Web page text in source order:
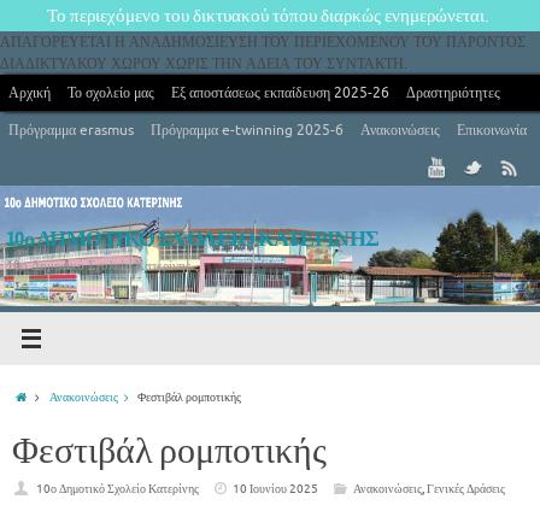
Το περιεχόμενο του δικτυακού τόπου διαρκώς ενημερώνεται.
ΑΠΑΓΟΡΕΥΕΤΑΙ Η ΑΝΑΔΗΜΟΣΙΕΥΣΗ ΤΟΥ ΠΕΡΙΕΧΟΜΕΝΟΥ ΤΟΥ ΠΑΡΟΝΤΟΣ
ΔΙΑΔΙΚΤΥΑΚΟΥ ΧΩΡΟΥ ΧΩΡΙΣ ΤΗΝ ΑΔΕΙΑ ΤΟΥ ΣΥΝΤΑΚΤΗ.
Αρχική
Το σχολείο μας Εξ αποστάσεως εκπαίδευση 2025-26
Δραστηριότητες
Πρόγραμμα erasmus
Πρόγραμμα e-twinning 2025-6 Ανακοινώσεις Επικοινωνία
10ο ΔΗΜΟΤΙΚΟ ΣΧΟΛΕΙΟ ΚΑΤΕΡΙΝΗΣ
10ο Δημοτικό Σχολείο Κατερίνης
Ανακοινώσεις Φεστιβάλ ρομποτικής
Φεστιβάλ ρομποτικής
10ο Δημοτικό Σχολείο Κατερίνης 10 Ιουνίου 2025 Ανακοινώσεις,Γενικές Δράσεις